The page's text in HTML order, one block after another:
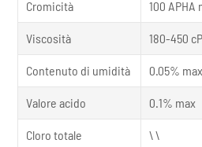
Cromicità 100 APHA
Viscosità 180-450 cP
Contenuto di umidità 0.05% max
Valore acido 0.1% max
Cloro totale \ \